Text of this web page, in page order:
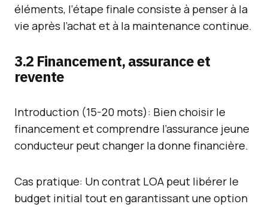
éléments, l’étape finale consiste à penser à la
vie après l’achat et à la maintenance continue.
3.2 Financement, assurance et
revente
Introduction (15-20 mots): Bien choisir le
financement et comprendre l’assurance jeune
conducteur peut changer la donne financière.
Cas pratique: Un contrat LOA peut libérer le
budget initial tout en garantissant une option